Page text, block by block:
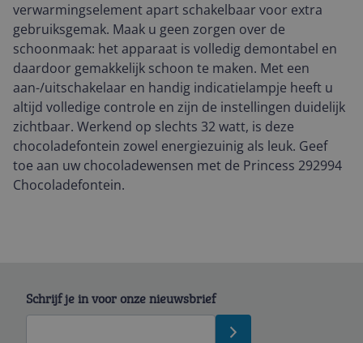
verwarmingselement apart schakelbaar voor extra
gebruiksgemak. Maak u geen zorgen over de
schoonmaak: het apparaat is volledig demontabel en
daardoor gemakkelijk schoon te maken. Met een
aan-/uitschakelaar en handig indicatielampje heeft u
altijd volledige controle en zijn de instellingen duidelijk
zichtbaar. Werkend op slechts 32 watt, is deze
chocoladefontein zowel energiezuinig als leuk. Geef
toe aan uw chocoladewensen met de Princess 292994
Chocoladefontein.
Schrijf je in voor onze nieuwsbrief